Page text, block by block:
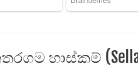
- මතක අලුතින් ලියන්න ගීතයේ පද පෙළ
පද පෙළ
හාස්කම් (Sella